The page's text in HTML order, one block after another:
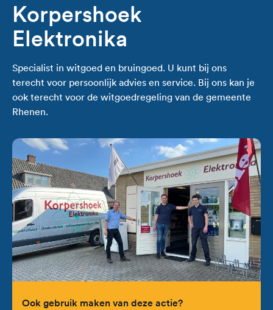
Korpershoek
Elektronika
Specialist in witgoed en bruingoed. U kunt bij ons
terecht voor persoonlijk advies en service. Bij ons kan je
ook terecht voor de witgoedregeling van de gemeente
Rhenen.
Ook gebruik maken van deze actie?